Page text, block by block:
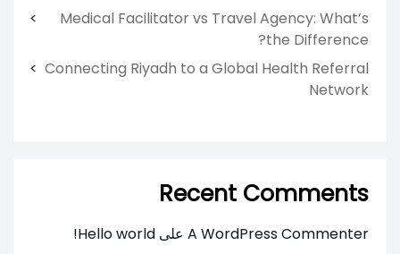
Medical Facilitator vs Travel Agency: What’s
the Difference?
Connecting Riyadh to a Global Health Referral
Network
Recent Comments
A WordPress Commenter على Hello world!